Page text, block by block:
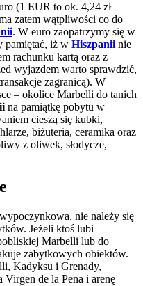
(1 EUR to ok. 4,24 zł –
zatem wątpliwości co do
. W euro zaopatrzymy się w
pamiętać, iż w Hiszpanii nie
rachunku kartą oraz z
wyjazdem warto sprawdzić,
zagranicą). W
– okolice Marbelli do tanich
na pamiątkę pobytu w
cieszą się kubki,
biżuteria, ceramika oraz
z oliwek, słodycze,
nie należy się
Jeżeli ktoś lubi
Marbelli lub do
zabytkowych obiektów.
Kadyksu i Grenady,
Virgen de la Pena i arenę